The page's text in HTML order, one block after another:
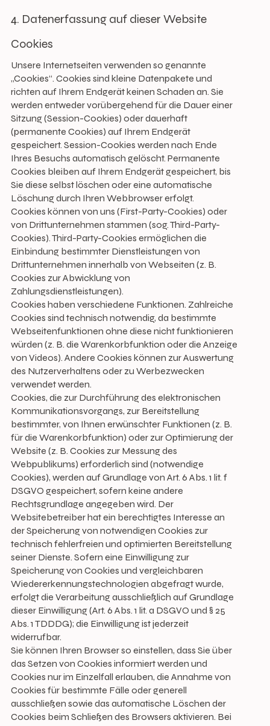
4. Datenerfassung auf dieser Website
Cookies
Unsere Internetseiten verwenden so genannte
„Cookies“. Cookies sind kleine Datenpakete und
richten auf Ihrem Endgerät keinen Schaden an. Sie
werden entweder vorübergehend für die Dauer einer
Sitzung (Session-Cookies) oder dauerhaft
(permanente Cookies) auf Ihrem Endgerät
gespeichert. Session-Cookies werden nach Ende
Ihres Besuchs automatisch gelöscht. Permanente
Cookies bleiben auf Ihrem Endgerät gespeichert, bis
Sie diese selbst löschen oder eine automatische
Löschung durch Ihren Webbrowser erfolgt.
Cookies können von uns (First-Party-Cookies) oder
von Drittunternehmen stammen (sog. Third-Party-
Cookies). Third-Party-Cookies ermöglichen die
Einbindung bestimmter Dienstleistungen von
Drittunternehmen innerhalb von Webseiten (z. B.
Cookies zur Abwicklung von
Zahlungsdienstleistungen).
Cookies haben verschiedene Funktionen. Zahlreiche
Cookies sind technisch notwendig, da bestimmte
Webseitenfunktionen ohne diese nicht funktionieren
würden (z. B. die Warenkorbfunktion oder die Anzeige
von Videos). Andere Cookies können zur Auswertung
des Nutzerverhaltens oder zu Werbezwecken
verwendet werden.
Cookies, die zur Durchführung des elektronischen
Kommunikationsvorgangs, zur Bereitstellung
bestimmter, von Ihnen erwünschter Funktionen (z. B.
für die Warenkorbfunktion) oder zur Optimierung der
Website (z. B. Cookies zur Messung des
Webpublikums) erforderlich sind (notwendige
Cookies), werden auf Grundlage von Art. 6 Abs. 1 lit. f
DSGVO gespeichert, sofern keine andere
Rechtsgrundlage angegeben wird. Der
Websitebetreiber hat ein berechtigtes Interesse an
der Speicherung von notwendigen Cookies zur
technisch fehlerfreien und optimierten Bereitstellung
seiner Dienste. Sofern eine Einwilligung zur
Speicherung von Cookies und vergleichbaren
Wiedererkennungstechnologien abgefragt wurde,
erfolgt die Verarbeitung ausschließlich auf Grundlage
dieser Einwilligung (Art. 6 Abs. 1 lit. a DSGVO und § 25
Abs. 1 TDDDG); die Einwilligung ist jederzeit
widerrufbar.
Sie können Ihren Browser so einstellen, dass Sie über
das Setzen von Cookies informiert werden und
Cookies nur im Einzelfall erlauben, die Annahme von
Cookies für bestimmte Fälle oder generell
ausschließen sowie das automatische Löschen der
Cookies beim Schließen des Browsers aktivieren. Bei